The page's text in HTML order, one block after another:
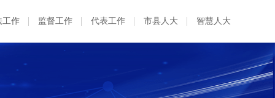
工作 监督工作 代表工作 市县人大 智慧人大